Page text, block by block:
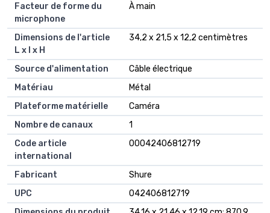
Facteur de forme du
microphone
‎À main
Dimensions de l'article
L x l x H
‎34,2 x 21,5 x 12,2 centimètres
Source d'alimentation
‎Câble électrique
Matériau
‎Métal
Plateforme matérielle
‎Caméra
Nombre de canaux
‎1
Code article
international
‎00042406812719
Fabricant
‎Shure
UPC
‎042406812719